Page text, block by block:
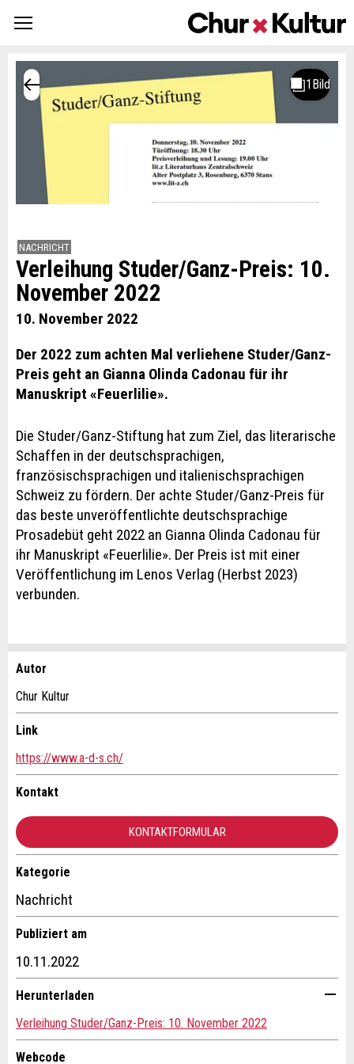
NACHRICHT
Verleihung Studer/Ganz-Preis: 10.
November 2022
10. November 2022
Der 2022 zum achten Mal verliehene Studer/Ganz-
Preis geht an Gianna Olinda Cadonau für ihr
Manuskript «Feuerlilie».
Die Studer/Ganz-Stiftung hat zum Ziel, das literarische
Schaffen in der deutschsprachigen,
französischsprachigen und italienischsprachigen
Schweiz zu fördern. Der achte Studer/Ganz-Preis für
das beste unveröffentlichte deutschsprachige
Prosadebüt geht 2022 an Gianna Olinda Cadonau für
ihr Manuskript «Feuerlilie». Der Preis ist mit einer
Veröffentlichung im Lenos Verlag (Herbst 2023)
verbunden.
Anzeige beanstanden
Ihr Feedback wird sehr geschätzt!
Allgemeines Feedback
Anzeige nicht mehr gültig
Nachricht
Anzeige weiterempfehlen
Empfehlen Sie diese Anzeige an Freunde weiter.
* Eingabe erforderlich
Schliessen
Autor
Chur Kultur
Link
https://www.a-d-s.ch/
Kontakt
KONTAKTFORMULAR
Kontakt
Verfassen Sie eine Nachricht für die Kontaktpersonen dieser
Kategorie
Nachricht
Publiziert am
10.11.2022
Herunterladen
Verleihung Studer/Ganz-Preis: 10. November 2022
Webcode